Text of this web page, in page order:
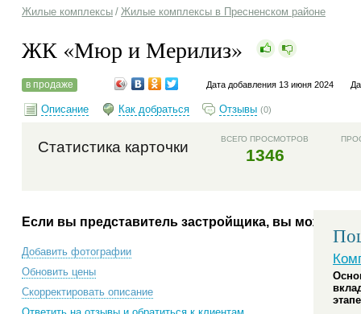
Жилые комплексы / Жилые комплексы в Пресненском районе
ЖК «Мюр и Мерилиз»
в продаже Дата добавления 13 июня 2024
Описание Как добраться Отзывы (0)
Статистика карточки ВСЕГО ПРОСМОТРОВ
1346
Если вы представитель застройщика, вы можете:
Добавить фотографии
Обновить цены
Скорректировать описание